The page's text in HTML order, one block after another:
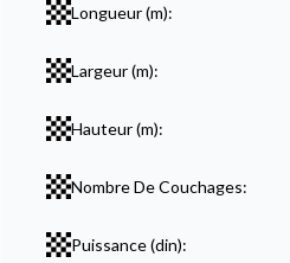
Longueur (m):
Largeur (m):
Hauteur (m):
Nombre De Couchages:
Puissance (din):